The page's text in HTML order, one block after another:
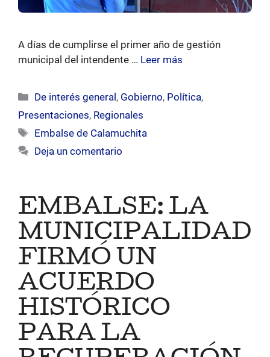
A días de cumplirse el primer año de gestión
municipal del intendente … Leer más
Categorías
De interés general , Gobierno, Política,
Presentaciones, Regionales
Etiquetas
Embalse de Calamuchita
Deja un comentario
EMBALSE: LA
MUNICIPALIDAD
FIRMÓ UN
ACUERDO
HISTÓRICO
PARA LA